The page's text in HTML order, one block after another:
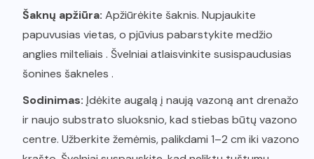
Šaknų apžiūra: Apžiūrėkite šaknis. Nupjaukite
papuvusias vietas, o pjūvius pabarstykite medžio
anglies milteliais . Švelniai atlaisvinkite susispaudusias
šonines šakneles .
Sodinimas: Įdėkite augalą į naują vazoną ant drenažo
ir naujo substrato sluoksnio, kad stiebas būtų vazono
centre. Užberkite žemėmis, palikdami 1–2 cm iki vazono